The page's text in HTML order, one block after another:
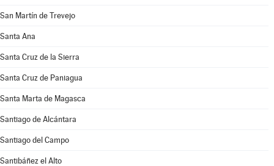
San Martín de Trevejo
Santa Ana
Santa Cruz de la Sierra
Santa Cruz de Paniagua
Santa Marta de Magasca
Santiago de Alcántara
Santiago del Campo
Santibáñez el Alto